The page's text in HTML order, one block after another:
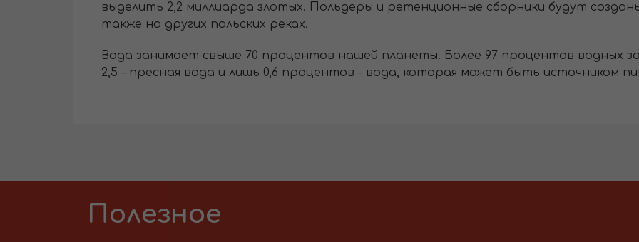
выделить 2,2 миллиарда злотых. Польдеры и ретенционные сборники будут
также на других польских реках.
Вода занимает свыше 70 процентов нашей планеты. Более 97 процентов водных
2,5 – пресная вода и лишь 0,6 процентов - вода, которая может быть источником
Полезное